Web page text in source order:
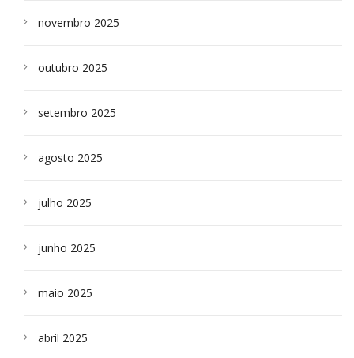
novembro 2025
outubro 2025
setembro 2025
agosto 2025
julho 2025
junho 2025
maio 2025
abril 2025